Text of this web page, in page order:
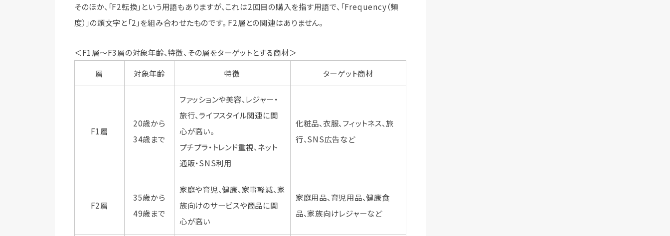
そのほか、「F2転換」という用語もありますが、これは2回目の購入を指す用語で、「Frequency（頻
度）」の頭文字と「2」を組み合わせたものです。 F2層との関連はありません。
＜F1層〜F3層の対象年齢、特徴、その層をターゲットとする商材＞
層
対象年齢 特徴 ターゲット商材
F1層
20歳から
34歳まで
ファッションや美容、レジャー・
旅行、ライフスタイル関連に関
心が高い。
プチプラ・トレンド重視、ネット
通販・SNS利用
化粧品、衣服、フィットネス、旅
行、SNS広告など
F2層
35歳から
49歳まで
家庭や育児、健康、家事軽減、家
族向けのサービスや商品に関
心が高い
家庭用品、育児用品、健康食
品、家族向けレジャーなど